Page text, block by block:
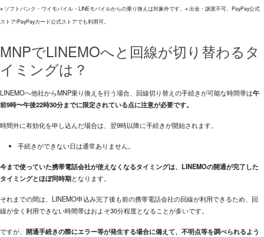
※ ソフトバンク・ワイモバイル・LINEモバイルからの乗り換えは対象外です。※ 出金・譲渡不可。PayPay公式
ストア/PayPayカード公式ストアでも利用可。
MNPでLINEMOへと回線が切り替わるタ
イミングは？
LINEMOへ他社からMNP乗り換えを行う場合、回線切り替えの手続きが可能な時間帯は午
前9時〜午後22時30分までに限定されている点に注意が必要です。
時間外に有効化を申し込んだ場合は、翌9時以降に手続きが開始されます。
手続きができない日は通常ありません。
今まで使っていた携帯電話会社が使えなくなるタイミングは、LINEMOの開通が完了した
タイミングとほぼ同時期となります。
それまでの間は、LINEMO申込み完了後も前の携帯電話会社の回線が利用できるため、回
線が全く利用できない時間帯はおよそ30分程度となることが多いです。
ですが、 開通手続きの際にエラー等が発生する場合に備えて、不明点等を調べられるよう